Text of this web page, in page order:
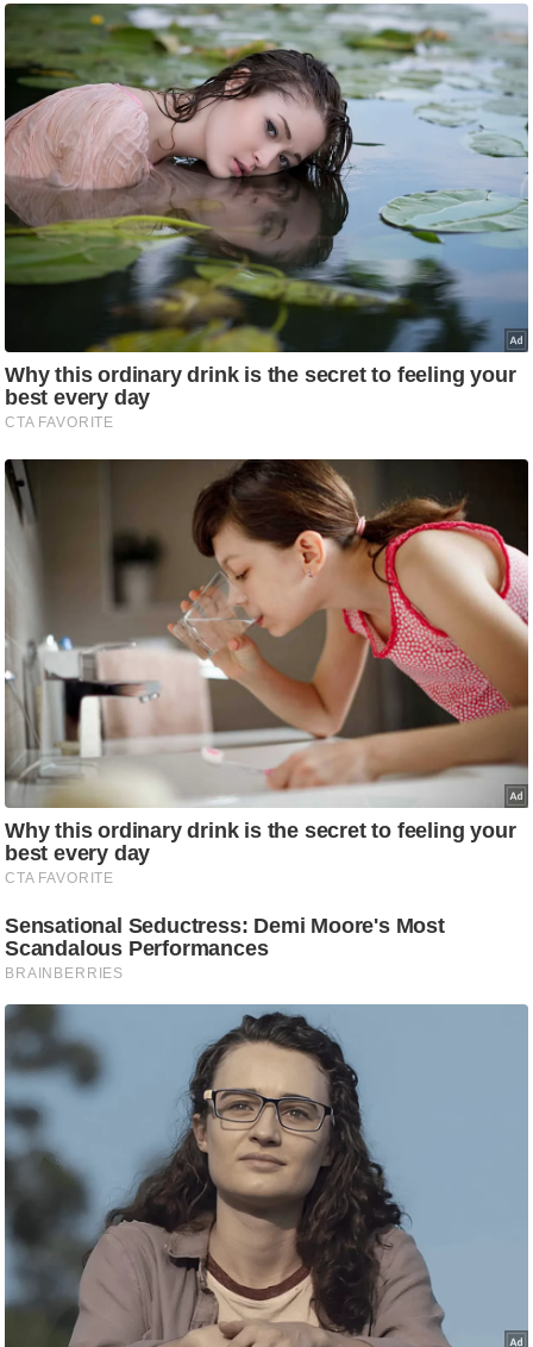
भू
मि
स्तं
भ
म
.
.
आ
ई
.
चा
य
मी
क्षा
ध
र्म
ज्यो
ति
ष
प्र
भु
म
हि
ध
र्म
स्थ
हा